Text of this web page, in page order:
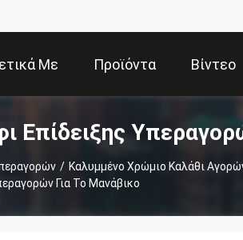
Με
Εμάς
Προϊόντα Βίντεο
Επίδειξης
/ Καλυμμένο Χρώμιο Καλάθι
Για Το Μανάβικο